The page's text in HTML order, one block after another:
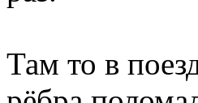
Там то в